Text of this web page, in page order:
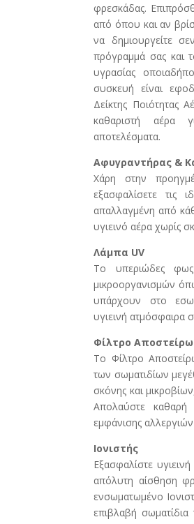
φρεσκάδας.
από όπου και αν
να δημιουργείτε
πρόγραμμά σας και
υγρασίας
συσκευή είναι
Δείκτης Ποιότητας
καθαριστή αέρα
αποτελέσματα.
Αφυγραντήρας &
Χάρη στην
εξασφαλίσετε τις
απαλλαγμένη από
υγιεινό αέρα χωρίς
Λάμπα UV
Το υπεριώδες
μικροοργανισμών
υπάρχουν στο
υγιεινή ατμόσφαιρα
Φίλτρο
Το Φίλτρο
των σωματιδίων
σκόνης και
Απολαύστε καθαρή
εμφάνισης
Ιονιστής
Εξασφαλίστε
απόλυτη αίσθηση
ενσωματωμένο
επιβλαβή